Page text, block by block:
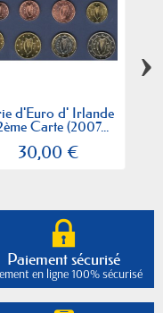
d'Euro d' Irlande
Carte (2007...
30,00 €
›
Paiement sécurisé
en ligne 100% sécurisé